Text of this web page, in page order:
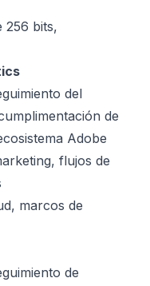
256 bits,
del
de
Adobe
flujos de
marcos de
de